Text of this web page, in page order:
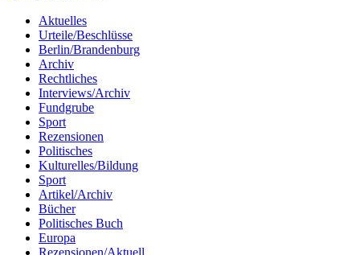
Aktuelles
Urteile/Beschlüsse
Berlin/Brandenburg
Archiv
Rechtliches
Interviews/Archiv
Fundgrube
Sport
Rezensionen
Politisches
Kulturelles/Bildung
Sport
Artikel/Archiv
Bücher
Politisches Buch
Europa
Rezensionen/Aktuell